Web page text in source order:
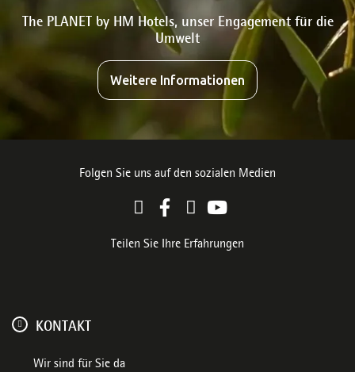
The PLANET by HM Hotels, unser Engagement für die
Umwelt
Weitere Informationen
Folgen Sie uns auf den sozialen Medien
Teilen Sie Ihre Erfahrungen
KONTAKT
Wir sind für Sie da